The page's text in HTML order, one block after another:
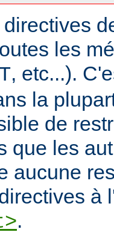
les
, etc...).
la
de
que les
aucune
à
.